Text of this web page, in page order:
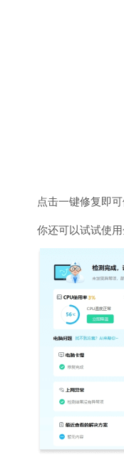
点击一键修复即
你还可以试试使